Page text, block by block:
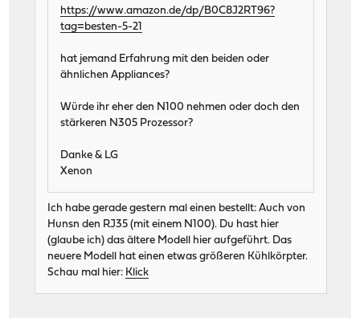
https://www.amazon.de/dp/B0C8J2RT96?
tag=besten-5-21
hat jemand Erfahrung mit den beiden oder
ähnlichen Appliances?
Würde ihr eher den N100 nehmen oder doch den
stärkeren N305 Prozessor?
Danke & LG
Xenon
Ich habe gerade gestern mal einen bestellt: Auch von
Hunsn den RJ35 (mit einem N100). Du hast hier
(glaube ich) das ältere Modell hier aufgeführt. Das
neuere Modell hat einen etwas größeren Kühlkörpter.
Schau mal hier: Klick